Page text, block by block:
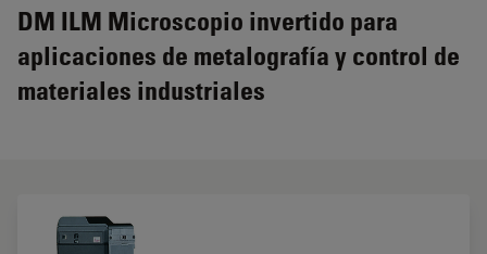
DM ILM Microscopio invertido para
aplicaciones de metalografía y control de
materiales industriales